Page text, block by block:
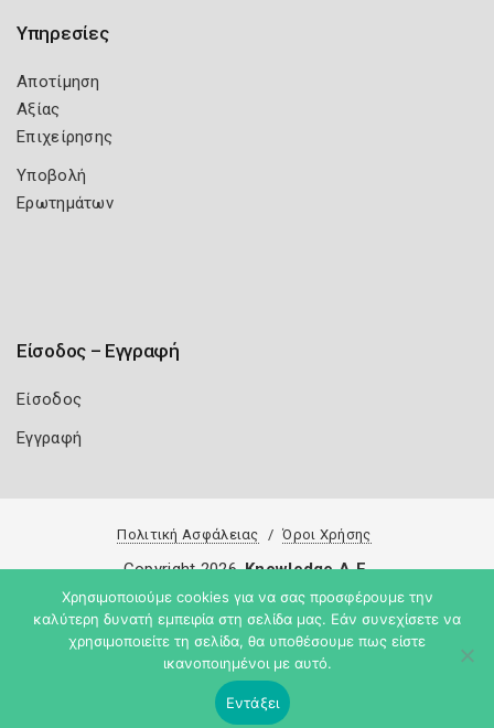
Υπηρεσίες
Αποτίμηση
Αξίας
Επιχείρησης
Υποβολή
Ερωτημάτων
Είσοδος – Εγγραφή
Είσοδος
Εγγραφή
Πολιτική Ασφάλειας Όροι Χρήσης
Copyright 2026 Knowledge A.E.
Χρησιμοποιούμε cookies για να σας προσφέρουμε την
καλύτερη δυνατή εμπειρία στη σελίδα μας. Εάν συνεχίσετε να
χρησιμοποιείτε τη σελίδα, θα υποθέσουμε πως είστε
ικανοποιημένοι με αυτό.
Εντάξει